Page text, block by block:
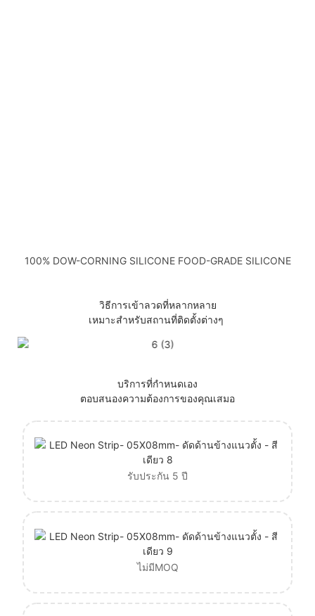
100% DOW-CORNING SILICONE FOOD-GRADE SILICONE
วิธีการเข้าลวดที่หลากหลาย
เหมาะสำหรับสถานที่ติดตั้งต่างๆ
บริการที่กำหนดเอง
ตอบสนองความต้องการของคุณเสมอ
รับประกัน 5 ปี
ไม่มีMOQ